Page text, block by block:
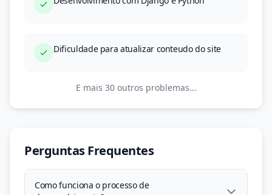
Dificuldade para atualizar conteudo do site
E mais 30 outros problemas...
Perguntas Frequentes
Como funciona o processo de